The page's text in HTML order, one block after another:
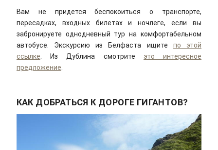
Вам не придется беспокоиться о транспорте,
пересадках, входных билетах и ночлеге, если вы
забронируете однодневный тур на комфортабельном
автобусе. Экскурсию из Белфаста ищитепо этой
ссылке . Из Дублина смотрите это интересное
предложение
КАК ДОБРАТЬСЯ К ДОРОГЕ ГИГАНТОВ?